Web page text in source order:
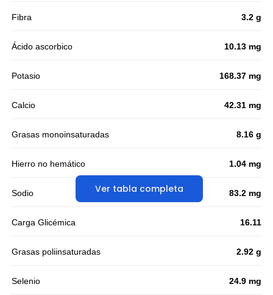
Ver tabla completa
Fibra 3.2 g
Ácido ascorbico 10.13 mg
Potasio 168.37 mg
Calcio 42.31 mg
Grasas monoinsaturadas 8.16 g
Hierro no hemático 1.04 mg
Sodio 83.2 mg
Carga Glicémica 16.11
Grasas poliinsaturadas 2.92 g
Selenio 24.9 mg